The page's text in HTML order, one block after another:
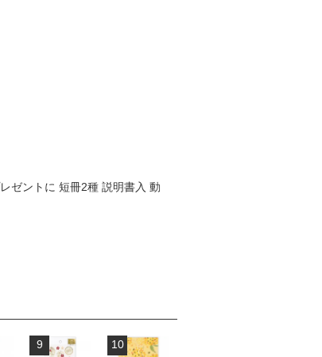
ゼントに 短冊2種 説明書入 動
9 10